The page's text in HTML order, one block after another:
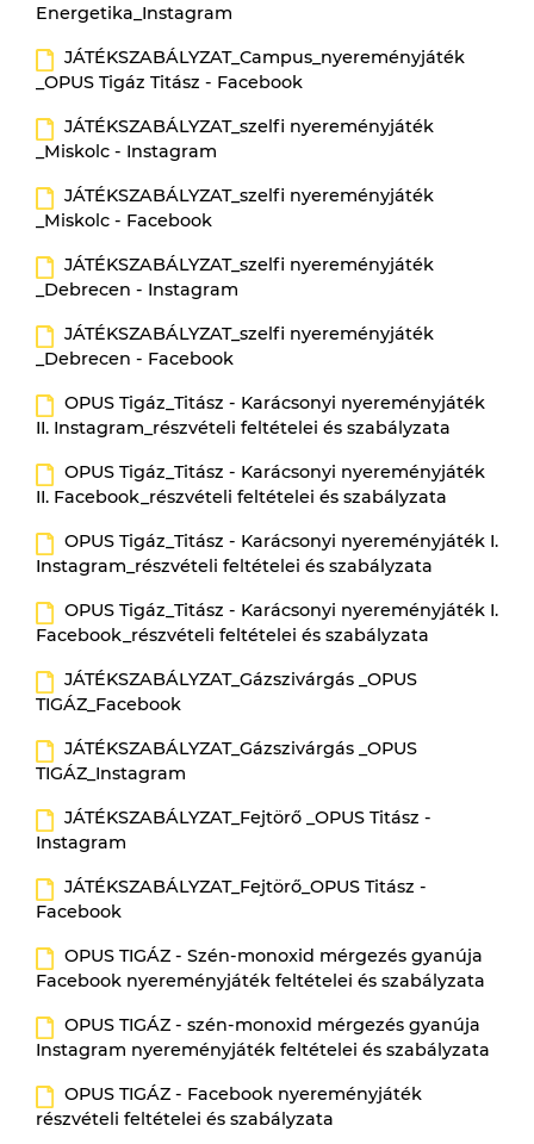
Energetika_Instagram
JÁTÉKSZABÁLYZAT_Campus_nyereményjáték
_OPUS Tigáz Titász - Facebook
JÁTÉKSZABÁLYZAT_szelfi nyereményjáték
_Miskolc - Instagram
JÁTÉKSZABÁLYZAT_szelfi nyereményjáték
_Miskolc - Facebook
JÁTÉKSZABÁLYZAT_szelfi nyereményjáték
_Debrecen - Instagram
JÁTÉKSZABÁLYZAT_szelfi nyereményjáték
_Debrecen - Facebook
OPUS Tigáz_Titász - Karácsonyi nyereményjáték
II. Instagram_részvételi feltételei és szabályzata
OPUS Tigáz_Titász - Karácsonyi nyereményjáték
II. Facebook_részvételi feltételei és szabályzata
OPUS Tigáz_Titász - Karácsonyi nyereményjáték I.
Instagram_részvételi feltételei és szabályzata
OPUS Tigáz_Titász - Karácsonyi nyereményjáték I.
Facebook_részvételi feltételei és szabályzata
JÁTÉKSZABÁLYZAT_Gázszivárgás _OPUS
TIGÁZ_Facebook
JÁTÉKSZABÁLYZAT_Gázszivárgás _OPUS
TIGÁZ_Instagram
JÁTÉKSZABÁLYZAT_Fejtörő _OPUS Titász -
Instagram
JÁTÉKSZABÁLYZAT_Fejtörő_OPUS Titász -
Facebook
OPUS TIGÁZ - Szén-monoxid mérgezés gyanúja
Facebook nyereményjáték feltételei és szabályzata
OPUS TIGÁZ - szén-monoxid mérgezés gyanúja
Instagram nyereményjáték feltételei és szabályzata
OPUS TIGÁZ - Facebook nyereményjáték
részvételi feltételei és szabályzata